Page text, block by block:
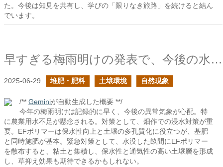
た。今後は知見を共有し、学びの「限りなき旅路」を続けると結ん
でいます。
早すぎる梅雨明けの発表で、今後の水害や干ばつが怖い
2025-06-29 堆肥・肥料 土壌環境 自然現象
/** Geminiが自動生成した概要 **/
今年の梅雨明けは記録的に早く、今後の異常気象が心配。特
に農業用水不足が懸念される。対策として、畑作での浸水対策が重
要。EFポリマーは保水性向上と土壌の多孔質化に役立つが、基肥
と同時施肥が基本。緊急対策として、水没した畝間にEFポリマー
を散布すると、粘土と集積し、保水性と通気性の高い土壌層を形成
し、草抑え効果も期待できるかもしれない。